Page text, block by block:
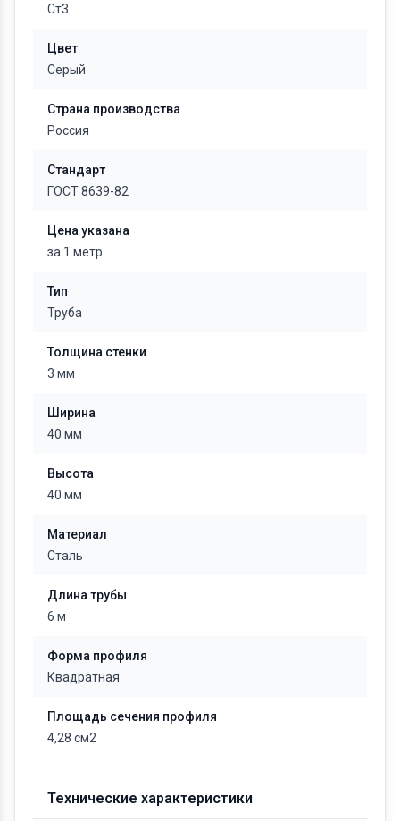
Ст3
Цвет
Серый
Страна производства
Россия
Стандарт
ГОСТ 8639-82
Цена указана
за 1 метр
Тип
Труба
Толщина стенки
3 мм
Ширина
40 мм
Высота
40 мм
Материал
Сталь
Длина трубы
6 м
Форма профиля
Квадратная
Площадь сечения профиля
4,28 см2
Технические характеристики